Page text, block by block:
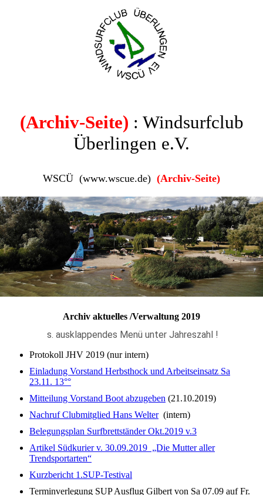
(Archiv-Seite) : Windsurfclub
Überlingen e.V.
WSCÜ (www.wscue.de) (Archiv-Seite)
Archiv aktuelles /Verwaltung 2019
s. ausklappendes Menü unter Jahreszahl !
Protokoll JHV 2019 (nur intern)
Einladung Vorstand Herbsthock und Arbeitseinsatz Sa
23.11. 13°°
Mitteilung Vorstand Boot abzugeben (21.10.2019)
Nachruf Clubmitglied Hans Welter(intern)
Belegungsplan Surfbrettständer Okt.2019 v.3
Artikel Südkurier v. 30.09.2019 „Die Mutter aller
Trendsportarten“
Kurzbericht 1.SUP-Testival
Terminverlegung SUP Ausflug Gilbert von Sa 07.09 auf Fr.